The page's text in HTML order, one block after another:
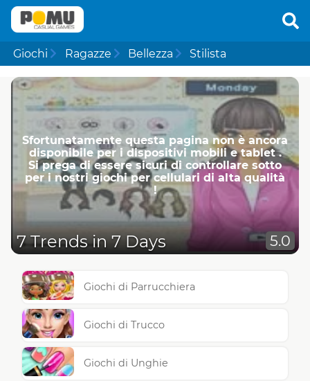
Giochi Ragazze Bellezza Stilista
Sfortunatamente questa pagina non è ancora
disponibile per i dispositivi mobili e tablet .
Si prega di essere sicuri di controllare sotto
per i nostri giochi per cellulari di alta qualità
!
7 Trends in 7 Days 5.0
Giochi di Parrucchiera
Giochi di Trucco
Giochi di Unghie